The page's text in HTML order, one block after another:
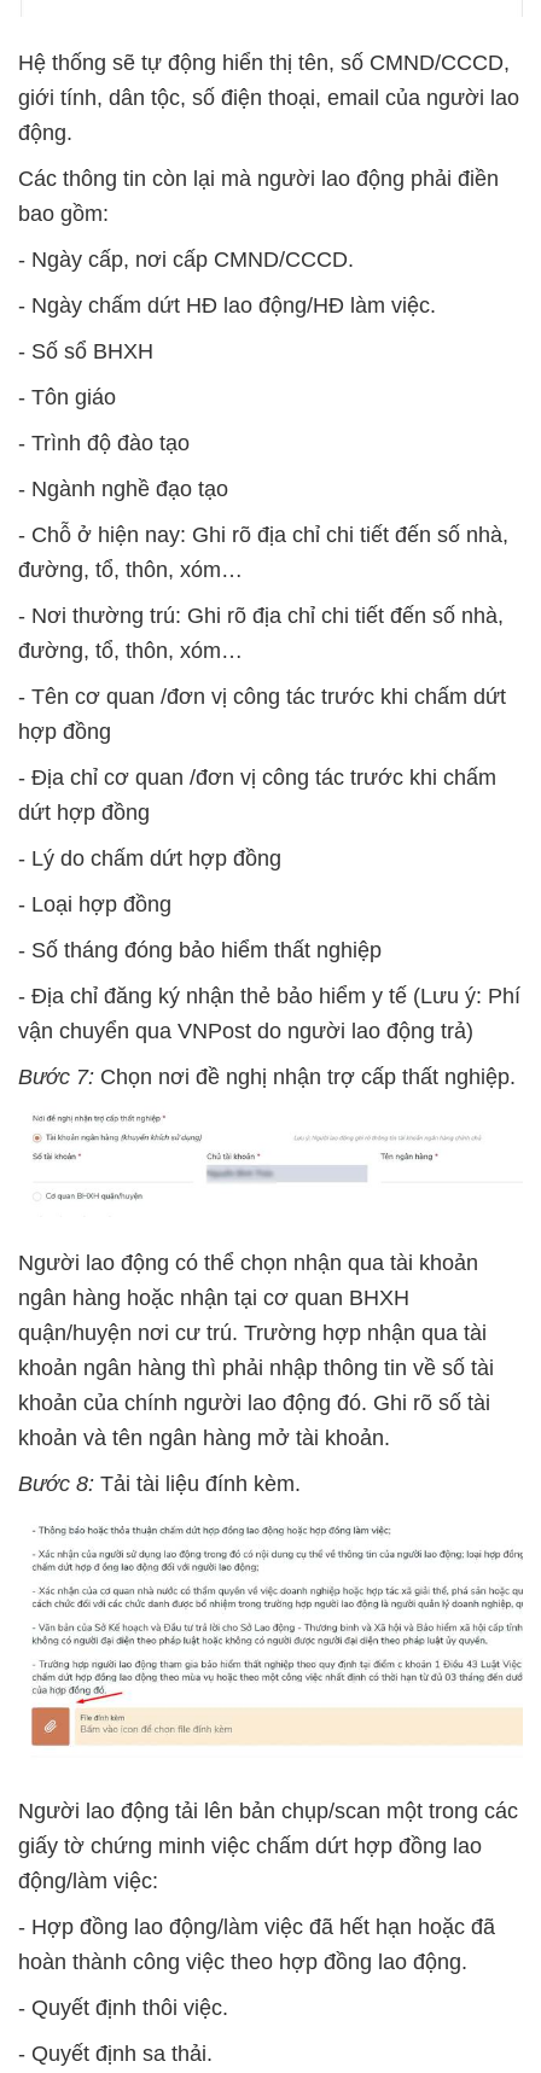
Hệ thống sẽ tự động hiển thị tên, số CMND/CCCD,
giới tính, dân tộc, số điện thoại, email của người lao
động.
Các thông tin còn lại mà người lao động phải điền
bao gồm:
- Ngày cấp, nơi cấp CMND/CCCD.
- Ngày chấm dứt HĐ lao động/HĐ làm việc.
- Số sổ BHXH
- Tôn giáo
- Trình độ đào tạo
- Ngành nghề đạo tạo
- Chỗ ở hiện nay: Ghi rõ địa chỉ chi tiết đến số nhà,
đường, tổ, thôn, xóm…
- Nơi thường trú: Ghi rõ địa chỉ chi tiết đến số nhà,
đường, tổ, thôn, xóm…
- Tên cơ quan /đơn vị công tác trước khi chấm dứt
hợp đồng
- Địa chỉ cơ quan /đơn vị công tác trước khi chấm
dứt hợp đồng
- Lý do chấm dứt hợp đồng
- Loại hợp đồng
- Số tháng đóng bảo hiểm thất nghiệp
- Địa chỉ đăng ký nhận thẻ bảo hiểm y tế (Lưu ý: Phí
vận chuyển qua VNPost do người lao động trả)
Bước 7: Chọn nơi đề nghị nhận trợ cấp thất nghiệp.
Người lao động có thể chọn nhận qua tài khoản
ngân hàng hoặc nhận tại cơ quan BHXH
quận/huyện nơi cư trú. Trường hợp nhận qua tài
khoản ngân hàng thì phải nhập thông tin về số tài
khoản của chính người lao động đó. Ghi rõ số tài
khoản và tên ngân hàng mở tài khoản.
Bước 8: Tải tài liệu đính kèm.
Người lao động tải lên bản chụp/scan một trong các
giấy tờ chứng minh việc chấm dứt hợp đồng lao
động/làm việc:
- Hợp đồng lao động/làm việc đã hết hạn hoặc đã
hoàn thành công việc theo hợp đồng lao động.
- Quyết định thôi việc.
- Quyết định sa thải.